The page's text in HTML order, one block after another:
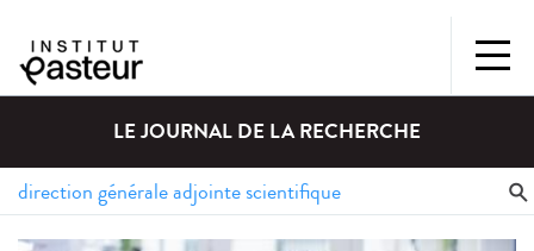
LE JOURNAL DE LA RECHERCHE